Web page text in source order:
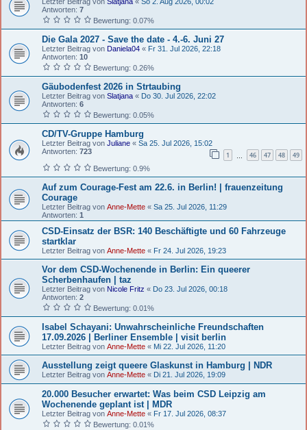
Antworten: 7
Bewertung: 0.07%
Die Gala 2027 - Save the date - 4.-6. Juni 27
Letzter Beitrag von Daniela04 « Fr 31. Jul 2026, 22:18
Antworten: 10
Bewertung: 0.26%
Gäubodenfest 2026 in Strtaubing
Letzter Beitrag von Slatjana « Do 30. Jul 2026, 22:02
Antworten: 6
Bewertung: 0.05%
CD/TV-Gruppe Hamburg
Letzter Beitrag von Juliane « Sa 25. Jul 2026, 15:02
Antworten: 723 1 46 47 48 49
Bewertung: 0.9%
Auf zum Courage-Fest am 22.6. in Berlin! | frauenzeitung
Courage
Letzter Beitrag von Anne-Mette « Sa 25. Jul 2026, 11:29
Antworten: 1
CSD-Einsatz der BSR: 140 Beschäftigte und 60 Fahrzeuge
startklar
Letzter Beitrag von Anne-Mette « Fr 24. Jul 2026, 19:23
Vor dem CSD-Wochenende in Berlin: Ein queerer
Scherbenhaufen | taz
Letzter Beitrag von Nicole Fritz « Do 23. Jul 2026, 00:18
Antworten: 2
Bewertung: 0.01%
Isabel Schayani: Unwahrscheinliche Freundschaften
17.09.2026 | Berliner Ensemble | visit berlin
Letzter Beitrag von Anne-Mette « Mi 22. Jul 2026, 11:20
Ausstellung zeigt queere Glaskunst in Hamburg | NDR
Letzter Beitrag von Anne-Mette « Di 21. Jul 2026, 19:09
20.000 Besucher erwartet: Was beim CSD Leipzig am
Wochenende geplant ist | MDR
Letzter Beitrag von Anne-Mette « Fr 17. Jul 2026, 08:37
Bewertung: 0.01%